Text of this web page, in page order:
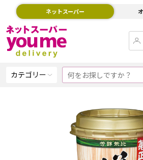
ネットスーパー
カテゴリー